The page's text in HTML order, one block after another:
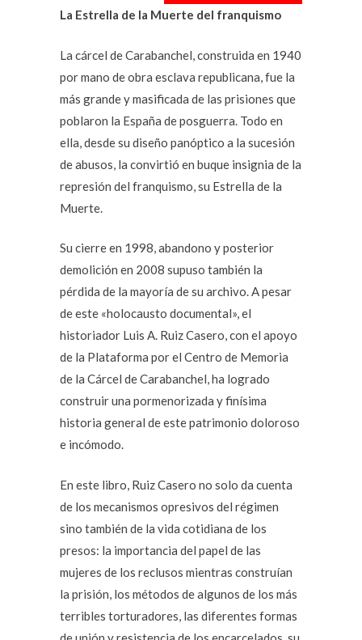
La Estrella de la Muerte del franquismo
La cárcel de Carabanchel, construida en 1940
por mano de obra esclava republicana, fue la
más grande y masificada de las prisiones que
poblaron la España de posguerra. Todo en
ella, desde su diseño panóptico a la sucesión
de abusos, la convirtió en buque insignia de la
represión del franquismo, su Estrella de la
Muerte.
Su cierre en 1998, abandono y posterior
demolición en 2008 supuso también la
pérdida de la mayoría de su archivo. A pesar
de este «holocausto documental», el
historiador Luis A. Ruiz Casero, con el apoyo
de la Plataforma por el Centro de Memoria
de la Cárcel de Carabanchel, ha logrado
construir una pormenorizada y finísima
historia general de este patrimonio doloroso
e incómodo.
En este libro, Ruiz Casero no solo da cuenta
de los mecanismos opresivos del régimen
sino también de la vida cotidiana de los
presos: la importancia del papel de las
mujeres de los reclusos mientras construían
la prisión, los métodos de algunos de los más
terribles torturadores, las diferentes formas